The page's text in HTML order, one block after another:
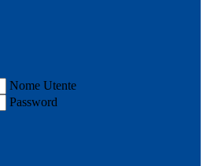
Nome Utente
Password